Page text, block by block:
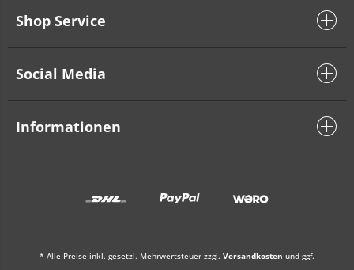
Shop Service
Social Media
Informationen
* Alle Preise inkl. gesetzl. Mehrwertsteuer zzgl. Versandkosten und ggf.